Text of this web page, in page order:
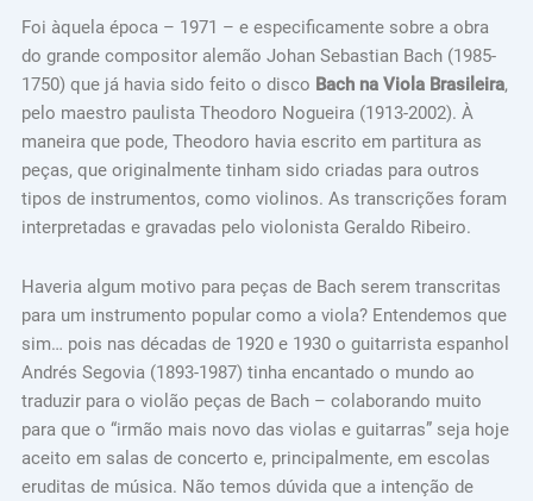
Foi àquela época – 1971 – e especificamente sobre a obra
do grande compositor alemão Johan Sebastian Bach (1985-
1750) que já havia sido feito o disco Bach na Viola Brasileira,
pelo maestro paulista Theodoro Nogueira (1913-2002). À
maneira que pode, Theodoro havia escrito em partitura as
peças, que originalmente tinham sido criadas para outros
tipos de instrumentos, como violinos. As transcrições foram
interpretadas e gravadas pelo violonista Geraldo Ribeiro.
Haveria algum motivo para peças de Bach serem transcritas
para um instrumento popular como a viola? Entendemos que
sim… pois nas décadas de 1920 e 1930 o guitarrista espanhol
Andrés Segovia (1893-1987) tinha encantado o mundo ao
traduzir para o violão peças de Bach – colaborando muito
para que o “irmão mais novo das violas e guitarras” seja hoje
aceito em salas de concerto e, principalmente, em escolas
eruditas de música. Não temos dúvida que a intenção de